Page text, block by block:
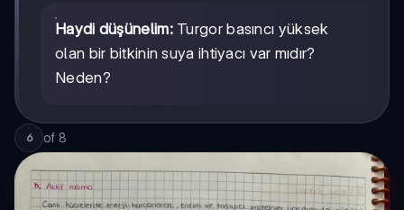
Haydi düşünelim:Turgor basıncı yüksek
olan bir bitkinin suya ihtiyacı var mıdır?
Neden?
6 of 8